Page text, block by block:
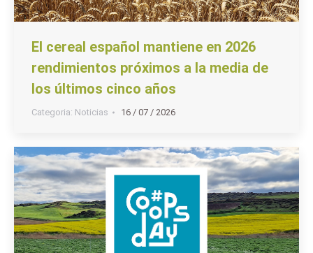
El cereal español mantiene en 2026
rendimientos próximos a la media de
los últimos cinco años
Categoria: Noticias 16 / 07 / 2026